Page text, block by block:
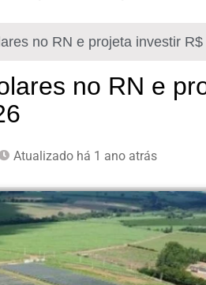
Autoprodução
Eólica
Solar
no RN e projeta investir
no RN e
Atualizado há 1 ano atrás